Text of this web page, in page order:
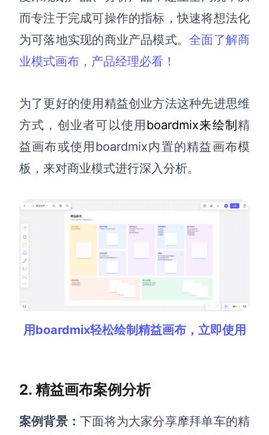
UML图
数据流图
情绪板
AI生成组织结构图
AI生成商业画布
AI生成PEST分析
AI生成平衡计分卡
AI生成胜任力模型
而专注于完成可操作的指标，快速将想法化
为可落地实现的商业产品模式。全面了解商
业模式画布，产品经理必看！
为了更好的使用精益创业方法这种先进思维
方式 ，创业者可以使用boardmix来绘制精
益画布或使用boardmix内置的精益画布模
板，来对商业模式进行深入分析。
用boardmix轻松绘制精益画布，立即使用
2. 精益画布案例分析
案例背景：下面将为大家分享摩拜单车的精